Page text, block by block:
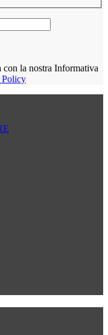
la nostra Informativa
Policy